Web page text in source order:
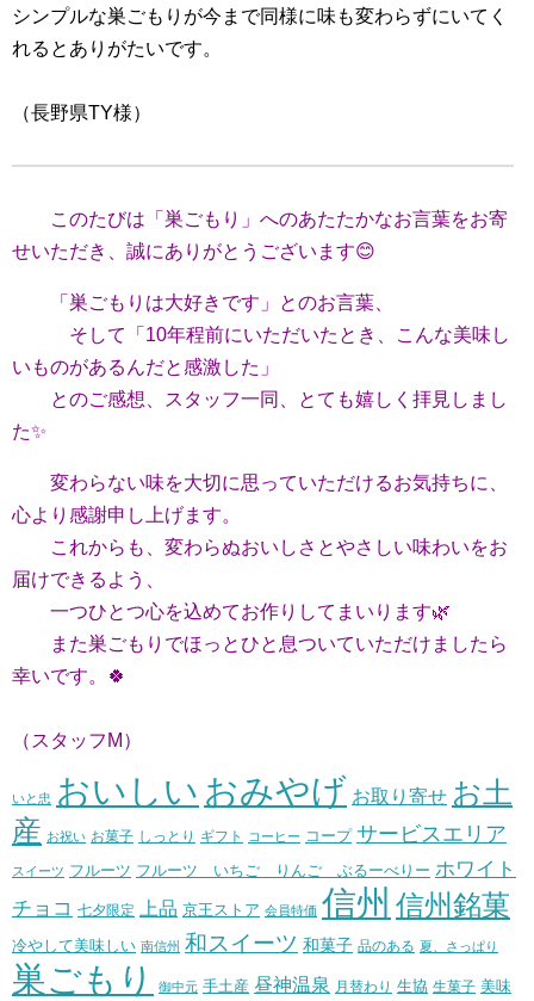
シンプルな巣ごもりが今まで同様に味も変わらずにいてく
れるとありがたいです。
（長野県TY様）
このたびは「巣ごもり」へのあたたかなお言葉をお寄
せいただき、 誠にありがとうございます😊
「巣ごもりは大好きです」とのお言葉、
そして「10年程前にいただいたとき、こんな美味し
いものがあるんだと感激した」
とのご感想、
スタッフ一同、とても嬉しく拝見しまし
た✨
変わらない味を大切に思っていただけるお気持ちに、
心より感謝申し上げます。
これからも、変わらぬおいしさとやさしい味わいをお
届けできるよう、
一つひとつ心を込めてお作りしてまいります🌿
また巣ごもりでほっとひと息ついていただけましたら
幸いです。🍀
（スタッフM）
いと忠 おいしい おみやげ お取り寄せ お土
産 お祝い お菓子 しっとり ギフト コーヒー コープ サービスエリア
スイーツ フルーツ フルーツ いちご りんご ぶるーべりー ホワイト
チョコ 七夕限定 上品 京王ストア 会員特価 信州 信州銘菓
冷やして美味しい 南信州 和スイーツ 和菓子 品のある 夏、さっぱり
巣ごもり 御中元 手土産 昼神温泉 月替わり 生協 生菓子 美味